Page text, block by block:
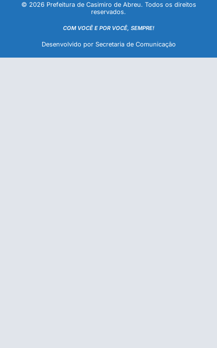
© 2026 Prefeitura de Casimiro de Abreu. Todos os direitos
reservados.
COM VOCÊ E POR VOCÊ, SEMPRE!
Desenvolvido por Secretaria de Comunicação